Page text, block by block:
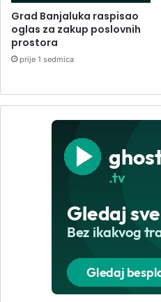
Grad Banjaluka raspisao
oglas za zakup poslovnih
prostora
prije 1 sedmica